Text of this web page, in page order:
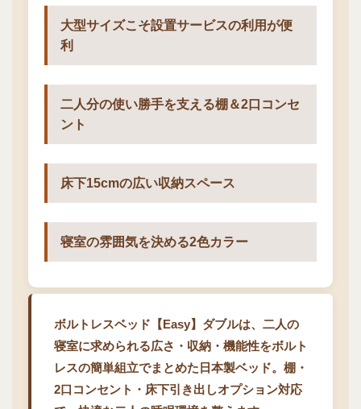
大型サイズこそ設置サービスの利用が便
利
二人分の使い勝手を支える棚＆2口コンセ
ント
床下15cmの広い収納スペース
寝室の雰囲気を決める2色カラー
ボルトレスベッド【Easy】ダブルは、二人の
寝室に求められる広さ・収納・機能性をボルト
レスの簡単組立でまとめた日本製ベッド。棚・
2口コンセント・床下引き出しオプション対応